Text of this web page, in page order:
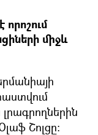
միջև
Շոլցը։